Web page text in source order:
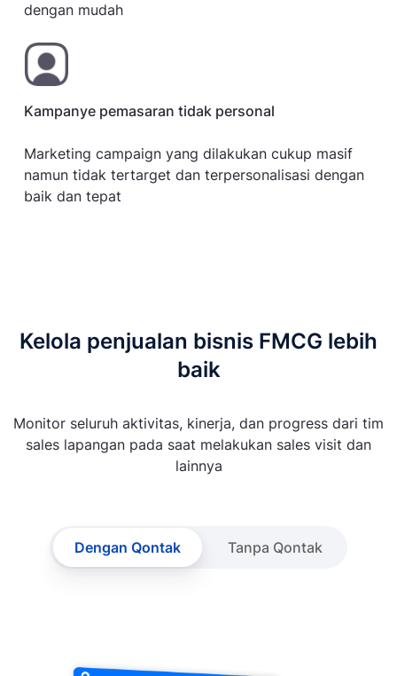
dengan mudah
Kampanye pemasaran tidak personal
Marketing campaign yang dilakukan cukup masif
namun tidak tertarget dan terpersonalisasi dengan
baik dan tepat
Kelola penjualan bisnis FMCG lebih
baik
Monitor seluruh aktivitas, kinerja, dan progress dari tim
sales lapangan pada saat melakukan sales visit dan
lainnya
Dengan Qontak Tanpa Qontak